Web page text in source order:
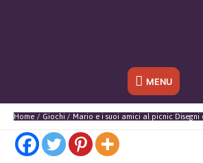
Sotto
l'header
MENU
Home Giochi Mario e i suoi amici al picnic